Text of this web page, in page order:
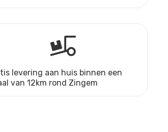
levering aan huis binnen een
van 12km rond Zingem